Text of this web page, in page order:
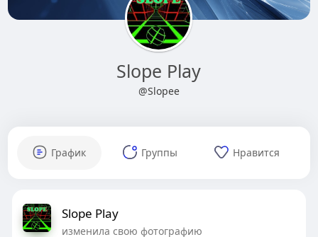
Slope Play
@Slopee
График Группы Нравится
Slope Play
изменила свою фотографию